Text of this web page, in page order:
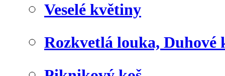
Veselé květiny
Rozkvetlá louka, Duhové